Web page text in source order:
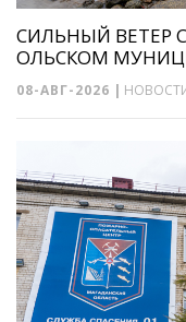
СИЛЬНЫЙ ВЕТЕР
ОЛЬСКОМ
08-АВГ-2026 |